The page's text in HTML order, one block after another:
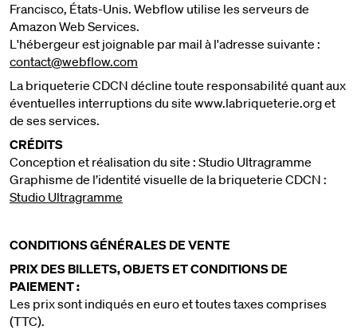
Francisco, États-Unis. Webflow utilise les serveurs de
Amazon Web Services.
L'hébergeur est joignable par mail à l'adresse suivante :
contact@webflow.com
La briqueterie CDCN décline toute responsabilité quant aux
éventuelles interruptions du site www.labriqueterie.org et
de ses services.
CRÉDITS
Conception et réalisation du site : Studio Ultragramme
Graphisme de l’identité visuelle de la briqueterie CDCN :
Studio Ultragramme
CONDITIONS GÉNÉRALES DE VENTE
PRIX DES BILLETS, OBJETS ET CONDITIONS DE
PAIEMENT :
Les prix sont indiqués en euro et toutes taxes comprises
(TTC).